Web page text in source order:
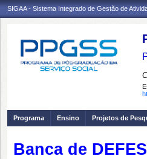
SIGAA - Sistema Integrado de Gestão de
Programa Ensino Projetos de
Banca de